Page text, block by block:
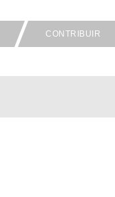
CONTRIBUIR